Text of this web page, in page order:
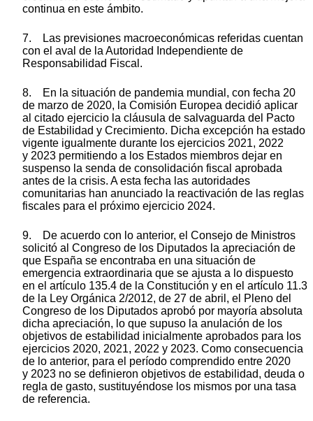
continua en este ámbito.
7. Las previsiones macroeconómicas referidas cuentan
con el aval de la Autoridad Independiente de
Responsabilidad Fiscal.
8. En la situación de pandemia mundial, con fecha 20
de marzo de 2020, la Comisión Europea decidió aplicar
al citado ejercicio la cláusula de salvaguarda del Pacto
de Estabilidad y Crecimiento. Dicha excepción ha estado
vigente igualmente durante los ejercicios 2021, 2022
y 2023 permitiendo a los Estados miembros dejar en
suspenso la senda de consolidación fiscal aprobada
antes de la crisis. A esta fecha las autoridades
comunitarias han anunciado la reactivación de las reglas
fiscales para el próximo ejercicio 2024.
9. De acuerdo con lo anterior, el Consejo de Ministros
solicitó al Congreso de los Diputados la apreciación de
que España se encontraba en una situación de
emergencia extraordinaria que se ajusta a lo dispuesto
en el artículo 135.4 de la Constitución y en el artículo 11.3
de la Ley Orgánica 2/2012, de 27 de abril, el Pleno del
Congreso de los Diputados aprobó por mayoría absoluta
dicha apreciación, lo que supuso la anulación de los
objetivos de estabilidad inicialmente aprobados para los
ejercicios 2020, 2021, 2022 y 2023. Como consecuencia
de lo anterior, para el período comprendido entre 2020
y 2023 no se definieron objetivos de estabilidad, deuda o
regla de gasto, sustituyéndose los mismos por una tasa
de referencia.